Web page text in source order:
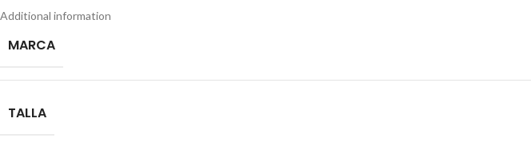
Additional information
MARCA
TALLA